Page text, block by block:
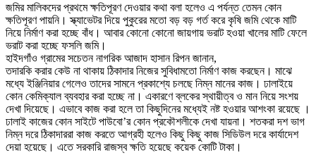
জমির মালিকদের প্রথমে ক্ষতিপূরণ দেওয়ার কথা বলা হলেও এ পর্যন্ত তেমন কোন
ক্ষতিপূরণ পায়নি। স্ক্যাভেটর দিয়ে পুকুরের মতো বড় বড় গর্ত করে কৃষি জমি থেকে মাটি
নিয়ে নির্মাণ করা হচ্ছে বাঁধ। আবার কোনো কোনো জায়গায় ভরাট হওয়া খালের মাটি ফেলে
ভরাট করা হচ্ছে ফসলি জমি।
হাইদগাঁও গ্রামের সচেতন নাগরিক আজাদ হাসান রিপন জানান,
তদারকি করার কেউ না থাকায় ঠিকাদার নিজের সুবিধামতো নির্মাণ কাজ করছেন। মাঝে
মধ্যে ইঞ্জিনিয়ার গেলেও তাদের সামনে প্রকাশ্যে চলছে নিম্ন মানের কাজ। ঢালাইয়ে
কোন কেমিক্যাল ব্যবহার করা হচ্ছে না। একারণে ব্লকের স্থায়ীত্ব ও মান নিয়ে সংশয়
দেখা দিয়েছে। এভাবে কাজ করা হলে তা কিছুদিনের মধ্যেই নষ্ট হওয়ার আশংকা রয়েছে ।
ঢালাই কাজের কোন সাইটে পাউবো’র কোন প্রকৌশলীকে দেখা যায়না। শতকরা দশ ভাগ
নিম্ন দরে ঠিকাদাররা কাজ করতে আগ্রহী হলেও কিছু কিছু কাজ সিডিউল দরে কার্যাদেশ
দেয়া হয়েছে। এতে সরকারি রাজস্ব ক্ষতি হয়েছে কয়েক কোটি টাকা।